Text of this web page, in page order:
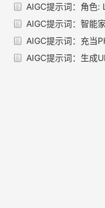
AIGC提示词：角色:
AIGC提示词：智能
AIGC提示词：充当
AIGC提示词：生成